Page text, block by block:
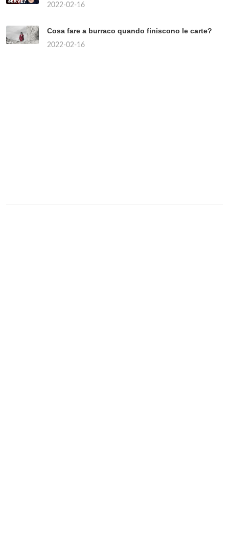
2022-02-16
Cosa fare a burraco quando finiscono le carte?
2022-02-16